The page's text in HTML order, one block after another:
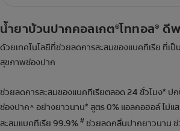
น้ำยาบ้วนปากคอลเกต®โททอล® ดี
ด้วยเทคโนโลยีที่ช่วยลดการสะสมของแบคทีเรีย ที่เ
สุขภาพช่องปาก
ช่วยลดการสะสมของแบคทีเรียตลอด 24 ชั่วโมง*
ช่องปาก^ อย่างยาวนาน* สูตร 0% แอลกอฮอล์ ไม่แ
สะสมแบคทีเรีย 99.9%# ช่วยลดกลิ่นปากยาวนาน